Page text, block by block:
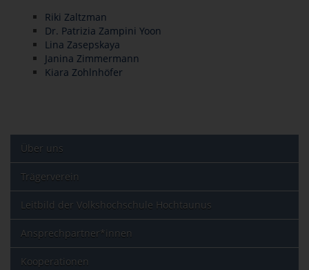
Riki Zaltzman
Dr. Patrizia Zampini Yoon
Lina Zasepskaya
Janina Zimmermann
Kiara Zohlnhöfer
Über uns
Trägerverein
Leitbild der Volkshochschule Hochtaunus
Ansprechpartner*innen
Kooperationen